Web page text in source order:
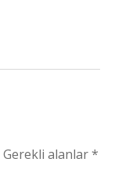
Gerekli alanlar*